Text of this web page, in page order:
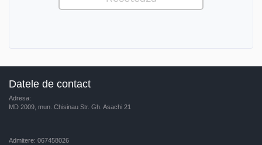
Datele de contact
Adresa:
MD 2009, mun. Chisinau Str. Gh. Asachi 21
Admitere: 067458026